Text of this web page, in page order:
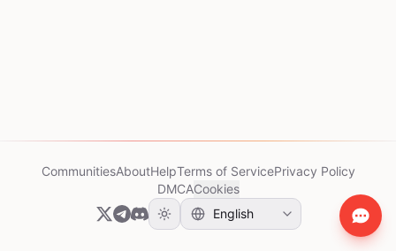
CommunitiesAboutHelpTerms of ServicePrivacy Policy
DMCACookies